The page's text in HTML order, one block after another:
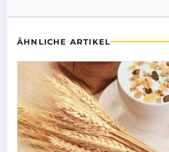
ÄHNLICHE ARTIKEL